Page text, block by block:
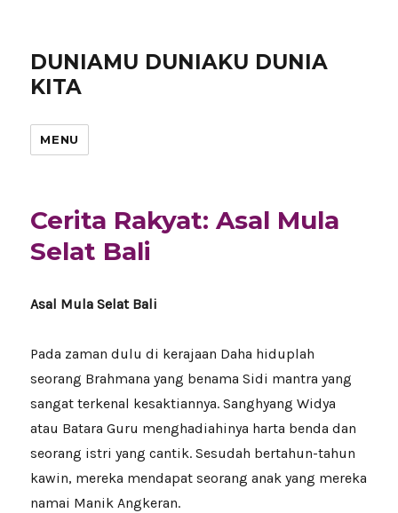
DUNIAMU DUNIAKU DUNIA
KITA
MENU
Cerita Rakyat: Asal Mula
Selat Bali
Asal Mula Selat Bali
Pada zaman dulu di kerajaan Daha hiduplah
seorang Brahmana yang benama Sidi mantra yang
sangat terkenal kesaktiannya. Sanghyang Widya
atau Batara Guru menghadiahinya harta benda dan
seorang istri yang cantik. Sesudah bertahun-tahun
kawin, mereka mendapat seorang anak yang mereka
namai Manik Angkeran.